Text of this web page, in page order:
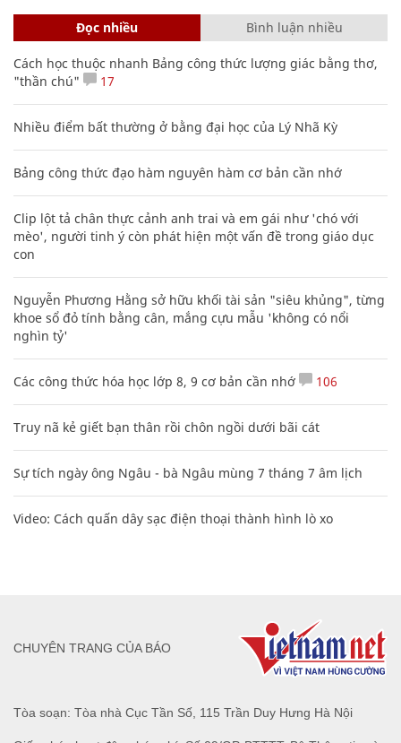
Đọc nhiều Bình luận nhiều
Cách học thuộc nhanh Bảng công thức lượng giác bằng thơ,
"thần chú"
17
Nhiều điểm bất thường ở bằng đại học của Lý Nhã Kỳ
Bảng công thức đạo hàm nguyên hàm cơ bản cần nhớ
Clip lột tả chân thực cảnh anh trai và em gái như 'chó với
mèo', người tinh ý còn phát hiện một vấn đề trong giáo dục
con
Nguyễn Phương Hằng sở hữu khối tài sản "siêu khủng", từng
khoe sổ đỏ tính bằng cân, mắng cựu mẫu 'không có nổi
nghìn tỷ'
Các công thức hóa học lớp 8, 9 cơ bản cần nhớ 106
Truy nã kẻ giết bạn thân rồi chôn ngồi dưới bãi cát
Sự tích ngày ông Ngâu - bà Ngâu mùng 7 tháng 7 âm lịch
Video: Cách quấn dây sạc điện thoại thành hình lò xo
Tòa soạn: Tòa nhà Cục Tần Số, 115 Trần Duy Hưng Hà Nội
CHUYÊN TRANG CỦA BÁO